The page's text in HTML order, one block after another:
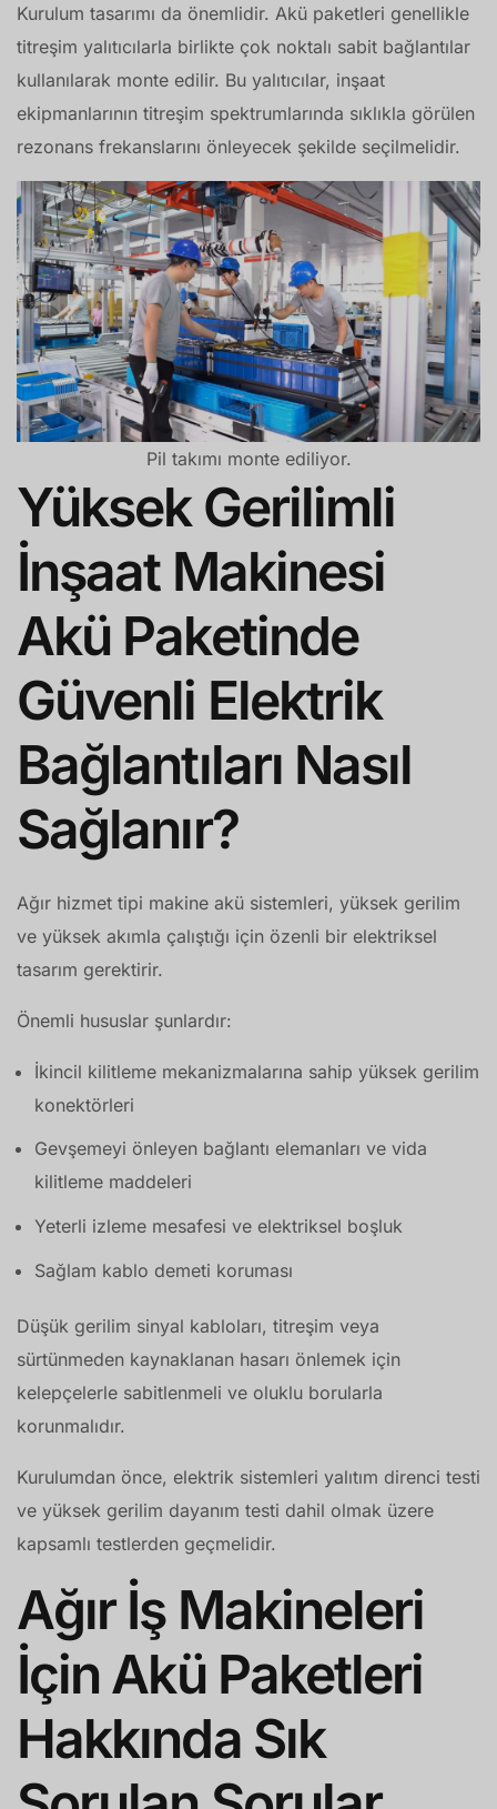
Kurulum tasarımı da önemlidir. Akü paketleri genellikle
titreşim yalıtıcılarla birlikte çok noktalı sabit bağlantılar
kullanılarak monte edilir. Bu yalıtıcılar, inşaat
ekipmanlarının titreşim spektrumlarında sıklıkla görülen
rezonans frekanslarını önleyecek şekilde seçilmelidir.
Pil takımı monte ediliyor.
Yüksek Gerilimli
İnşaat Makinesi
Akü Paketinde
Güvenli Elektrik
Bağlantıları Nasıl
Sağlanır?
Ağır hizmet tipi makine akü sistemleri, yüksek gerilim
ve yüksek akımla çalıştığı için özenli bir elektriksel
tasarım gerektirir.
Önemli hususlar şunlardır:
İkincil kilitleme mekanizmalarına sahip yüksek gerilim
konektörleri
Gevşemeyi önleyen bağlantı elemanları ve vida
kilitleme maddeleri
Yeterli izleme mesafesi ve elektriksel boşluk
Sağlam kablo demeti koruması
Düşük gerilim sinyal kabloları, titreşim veya
sürtünmeden kaynaklanan hasarı önlemek için
kelepçelerle sabitlenmeli ve oluklu borularla
korunmalıdır.
Kurulumdan önce, elektrik sistemleri yalıtım direnci testi
ve yüksek gerilim dayanım testi dahil olmak üzere
kapsamlı testlerden geçmelidir.
Ağır İş Makineleri
İçin Akü Paketleri
Hakkında Sık